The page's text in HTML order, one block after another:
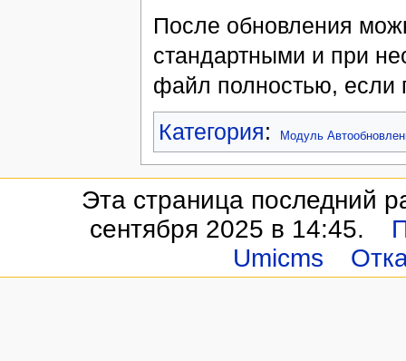
После обновления
стандартными и при
файл полностью, если
Категория: Модуль
Эта страница последний
сентября 2025 в 14:45.
Umicms